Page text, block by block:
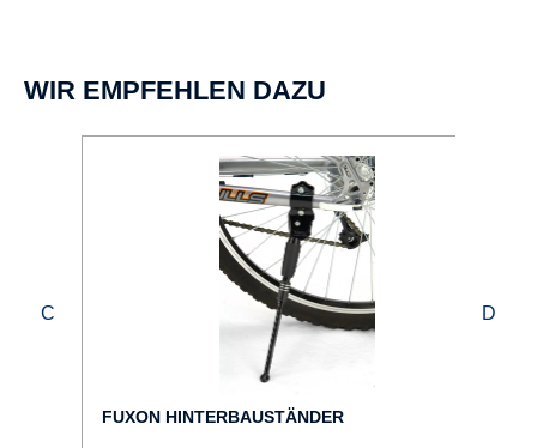
WIR EMPFEHLEN DAZU
FUXON HINTERBAUSTÄNDER